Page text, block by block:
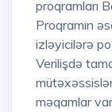
proqramları
Proqramın
izləyicilərə
Verilişdə
məqamlar